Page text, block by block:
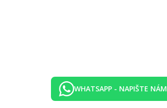
WHATSAPP - NAPIŠTE NÁM